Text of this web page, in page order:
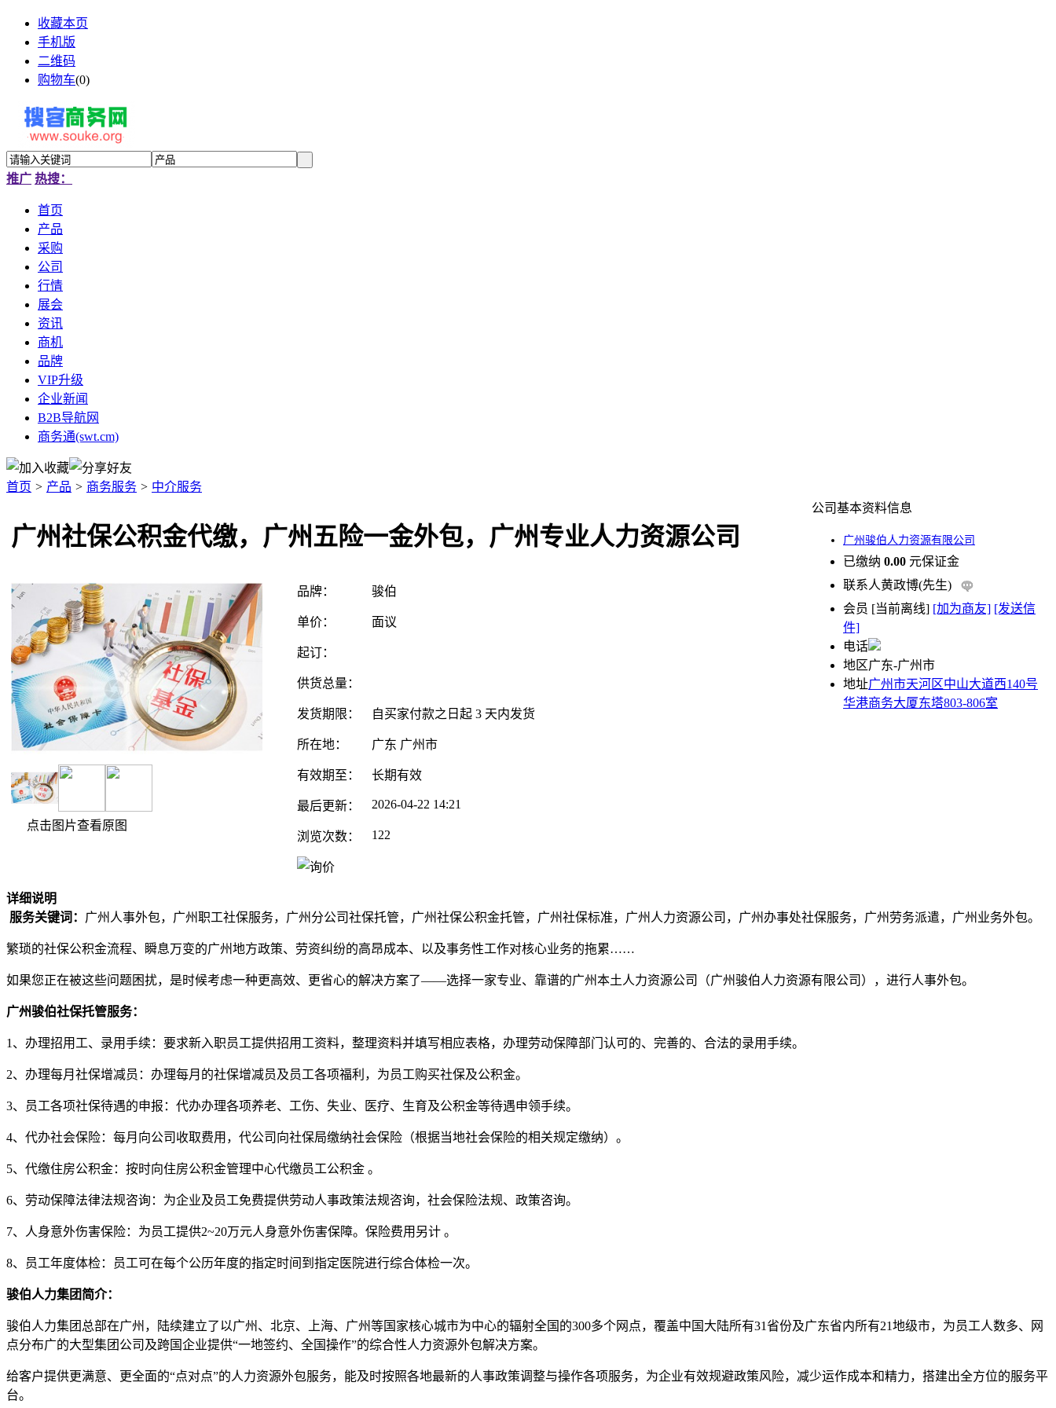
收藏本页
手机版
二维码
购物车(0)
推广 热搜：
首页
产品
采购
公司
行情
展会
资讯
商机
品牌
VIP升级
企业新闻
B2B导航网
商务通(swt.cm)
首页 > 产品 > 商务服务 > 中介服务
广州社保公积金代缴，广州五险一金外包，广州专业人力资源公司
点击图片查看原图
品牌： 骏伯
单价： 面议
起订：
供货总量：
发货期限： 自买家付款之日起 3 天内发货
所在地： 广东 广州市
有效期至： 长期有效
最后更新： 2026-04-22 14:21
浏览次数： 122
公司基本资料信息
广州骏伯人力资源有限公司
已缴纳 0.00 元保证金
联系人黄政博(先生)
会员 [当前离线] [加为商友] [发送信
件]
电话
地区广东-广州市
地址广州市天河区中山大道西140号
华港商务大厦东塔803-806室
详细说明
服务关键词： 广州人事外包，广州职工社保服务，广州分公司社保托管，广州社保公积金托管，广州社保标准，广州人力资源公司，广州办事处社保服务，广州劳务派遣，广州业务外包。
繁琐的社保公积金流程、瞬息万变的广州地方政策、劳资纠纷的高昂成本、以及事务性工作对核心业务的拖累……
如果您正在被这些问题困扰，是时候考虑一种更高效、更省心的解决方案了——选择一家专业、靠谱的广州本土人力资源公司（广州骏伯人力资源有限公司），进行人事外包。
广州骏伯社保托管服务：
1、办理招用工、录用手续：要求新入职员工提供招用工资料，整理资料并填写相应表格，办理劳动保障部门认可的、完善的、合法的录用手续。
2、办理每月社保增减员：办理每月的社保增减员及员工各项福利，为员工购买社保及公积金。
3、员工各项社保待遇的申报：代办办理各项养老、工伤、失业、医疗、生育及公积金等待遇申领手续。
4、代办社会保险：每月向公司收取费用，代公司向社保局缴纳社会保险（根据当地社会保险的相关规定缴纳）。
5、代缴住房公积金：按时向住房公积金管理中心代缴员工公积金 。
6、劳动保障法律法规咨询：为企业及员工免费提供劳动人事政策法规咨询，社会保险法规、政策咨询。
7、人身意外伤害保险：为员工提供2~20万元人身意外伤害保障。保险费用另计 。
8、员工年度体检：员工可在每个公历年度的指定时间到指定医院进行综合体检一次。
骏伯人力集团简介：
骏伯人力集团总部在广州，陆续建立了以广州、北京、上海、广州等国家核心城市为中心的辐射全国的300多个网点，覆盖中国大陆所有31省份及广东省内所有21地级市，为员工人数多、网
点分布广的大型集团公司及跨国企业提供“一地签约、全国操作”的综合性人力资源外包解决方案。
给客户提供更满意、更全面的“点对点”的人力资源外包服务，能及时按照各地最新的人事政策调整与操作各项服务，为企业有效规避政策风险，减少运作成本和精力，搭建出全方位的服务平
台。